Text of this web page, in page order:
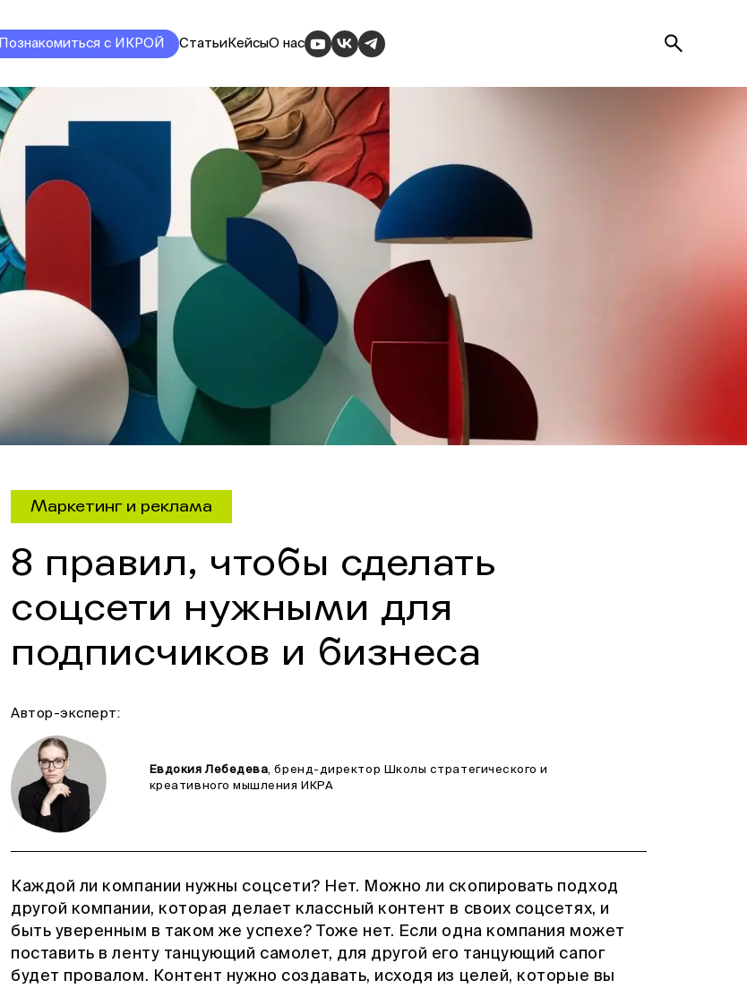
Познакомиться с ИКРОЙ СтатьиКейсыО нас
Маркетинг и реклама
8 правил, чтобы сделать
соцсети нужными для
подписчиков и бизнеса
Автор-эксперт:
Евдокия Лебедева, бренд-директор Школы стратегического и
креативного мышления ИКРА
Каждой ли компании нужны соцсети? Нет. Можно ли скопировать подход
другой компании, которая делает классный контент в своих соцсетях, и
быть уверенным в таком же успехе? Тоже нет. Если одна компания может
поставить в ленту танцующий самолет, для другой его танцующий сапог
будет провалом. Контент нужно создавать, исходя из целей, которые вы